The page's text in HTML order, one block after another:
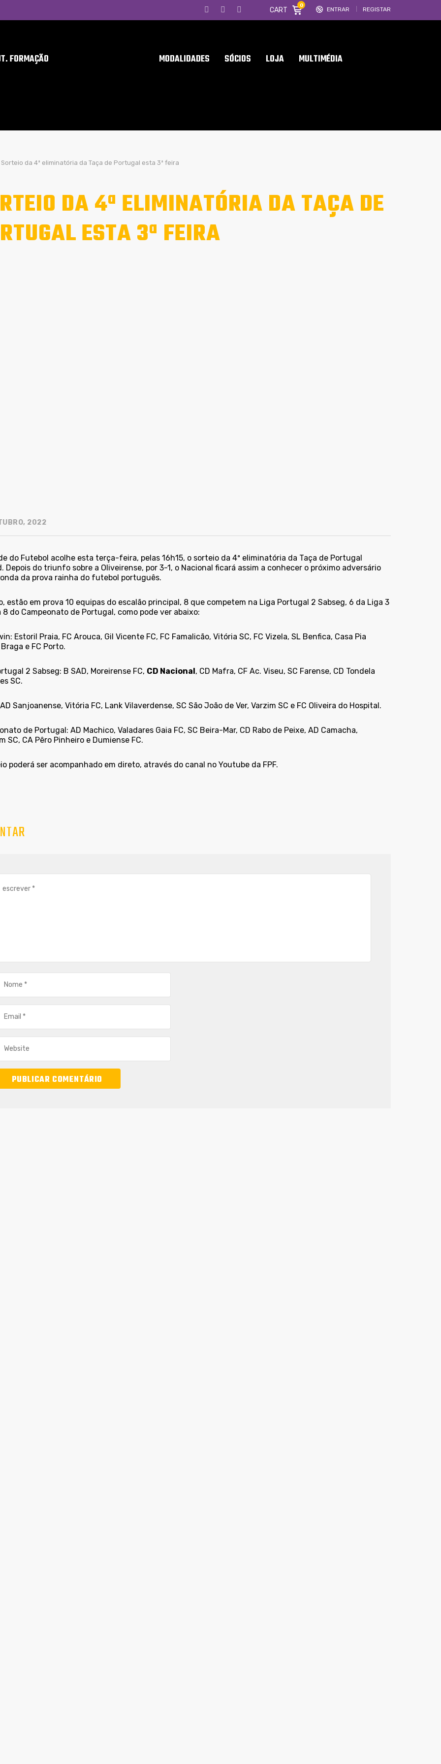
ENTRAR REGISTAR
CART
0
FORMAÇÃO MODALIDADES SÓCIOS LOJA MULTIMÉDIA
Sorteio da 4ª eliminatória da Taça de Portugal esta 3ª feira
DA 4ª ELIMINATÓRIA DA TAÇA DE
ESTA 3ª FEIRA
2022
do Futebol acolhe esta terça-feira, pelas 16h15, o sorteio da 4ª eliminatória da Taça de Portugal
Depois do triunfo sobre a Oliveirense, por 3-1, o Nacional ficará assim a conhecer o próximo adversário
da prova rainha do futebol português.
estão em prova 10 equipas do escalão principal, 8 que competem na Liga Portugal 2 Sabseg, 6 da Liga 3
8 do Campeonato de Portugal, como pode ver abaixo:
Estoril Praia, FC Arouca, Gil Vicente FC, FC Famalicão, Vitória SC, FC Vizela, SL Benfica, Casa Pia
Braga e FC Porto.
2 Sabseg: B SAD, Moreirense FC, CD Nacional, CD Mafra, CF Ac. Viseu, SC Farense, CD Tondela
SC.
Sanjoanense, Vitória FC, Lank Vilaverdense, SC São João de Ver, Varzim SC e FC Oliveira do Hospital.
de Portugal: AD Machico, Valadares Gaia FC, SC Beira-Mar, CD Rabo de Peixe, AD Camacha,
SC, CA Pêro Pinheiro e Dumiense FC.
poderá ser acompanhado em direto, através do canal no Youtube da FPF.